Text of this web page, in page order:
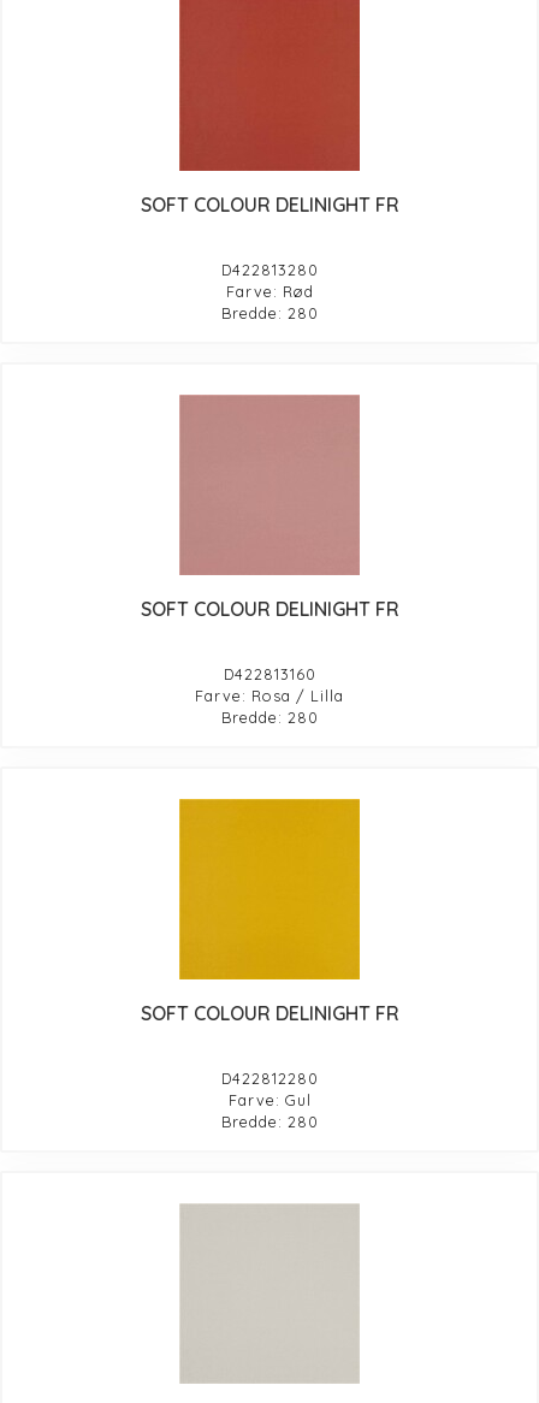
SOFT COLOUR DELINIGHT FR
D422813280
Farve: Rød
Bredde: 280
SOFT COLOUR DELINIGHT FR
D422813160
Farve: Rosa / Lilla
Bredde: 280
SOFT COLOUR DELINIGHT FR
D422812280
Farve: Gul
Bredde: 280